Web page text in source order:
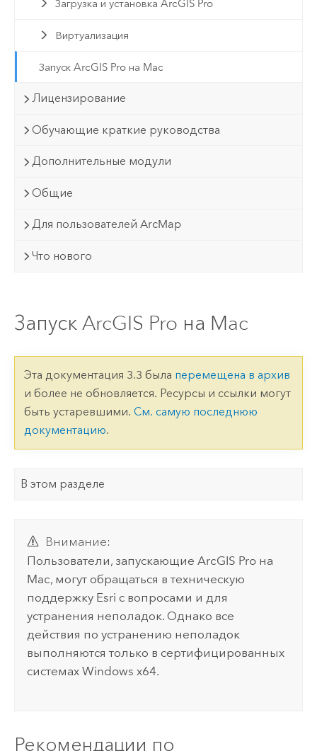
Загрузка и установка ArcGIS Pro
Виртуализация
Запуск ArcGIS Pro на Mac
Лицензирование
Обучающие краткие руководства
Дополнительные модули
Общие
Для пользователей ArcMap
Что нового
Запуск ArcGIS Pro на Mac
Эта документация 3.3 была перемещена в архив
и более не обновляется. Ресурсы и ссылки могут
быть устаревшими. См. самую последнюю
документацию.
В этом разделе
Внимание:
Пользователи, запускающиеArcGIS Pro на
Mac, могут обращаться в техническую
поддержку Esri с вопросами и для
устранения неполадок. Однако все
действия по устранению неполадок
выполняются только в сертифицированных
системахWindows x64.
Рекомендации по